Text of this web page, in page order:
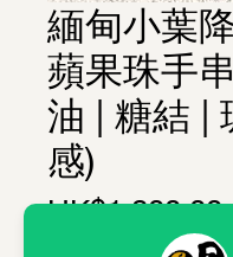
緬甸小葉
蘋果珠手
油 | 糖結 |
感)
HK$1,800.00